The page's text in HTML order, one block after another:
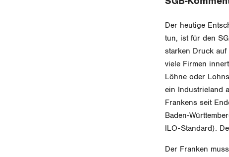
Der heutige
tun, ist für den
starken Druck
viele Firmen
Löhne oder
ein Industrieland
Frankens seit
Baden-
ILO-Standard).
Der Franken